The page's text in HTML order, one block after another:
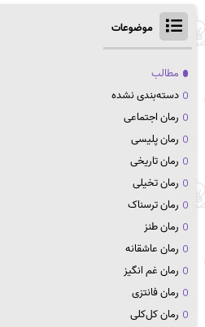
موضوعات
مطالب
دسته‌بندی نشده
رمان اجتماعی
رمان پلیسی
رمان تاریخی
رمان تخیلی
رمان ترسناک
رمان طنز
رمان عاشقانه
رمان غم انگیز
رمان فانتزی
رمان کل‌کلی